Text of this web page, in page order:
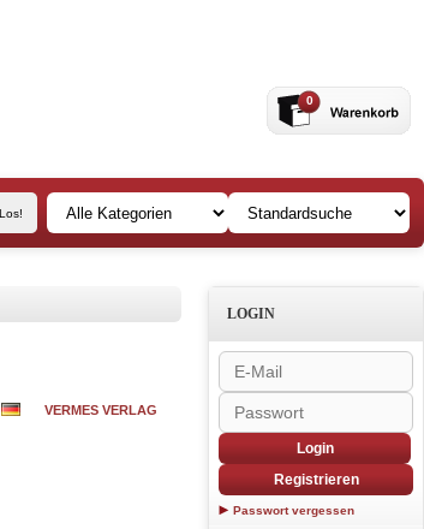
0
VERMES VERLAG
LOGIN
Login
Registrieren
Passwort vergessen